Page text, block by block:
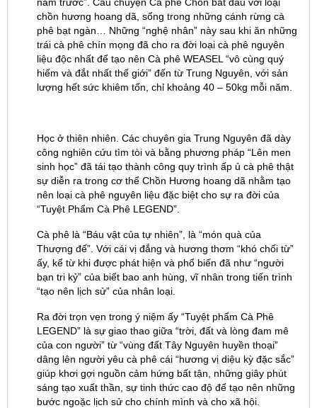
chồn hương hoang dã, sống trong những cánh rừng cà
phê bạt ngàn… Những “nghệ nhân” này sau khi ăn những
trái cà phê chín mọng đã cho ra đời loại cà phê nguyên
liệu độc nhất để tạo nên Cà phê WEASEL “vô cùng quý
hiếm và đắt nhất thế giới” đến từ Trung Nguyên, với sản
lượng hết sức khiêm tốn, chỉ khoảng 40 – 50kg mỗi năm.
Học ở thiên nhiên. Các chuyên gia Trung Nguyên đã dày
công nghiên cứu tìm tòi và bằng phương pháp “Lên men
sinh học” đã tái tạo thành công quy trình ấp ủ cà phê thật
sự diễn ra trong cơ thể Chồn Hương hoang dã nhằm tạo
nên loại cà phê nguyên liệu đặc biệt cho sự ra đời của
“Tuyệt Phẩm Cà Phê LEGEND”.
Cà phê là “Báu vật của tự nhiên”, là “món quà của
Thượng đế”. Với cái vị đắng và hương thơm “khó chối từ”
ấy, kể từ khi được phát hiện và phổ biến đã như “người
bạn tri kỷ” của biết bao anh hùng, vĩ nhân trong tiến trình
“tạo nên lịch sử” của nhân loại.
Ra đời trọn vẹn trong ý niệm ấy “Tuyệt phẩm Cà Phê
LEGEND” là sự giao thao giữa “trời, đất và lòng đam mê
của con người” từ “vùng đất Tây Nguyên huyền thoại”
dâng lên người yêu cà phê cái “hương vị diệu kỳ đặc sắc”
giúp khơi gợi nguồn cảm hứng bất tận, những giây phút
sáng tạo xuất thần, sự tinh thức cao độ để tạo nên những
bước ngoặc lịch sử cho chính mình và cho xã hội.